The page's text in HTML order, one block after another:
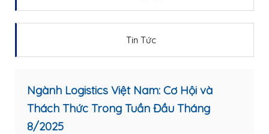
Tin Tức
Ngành Logistics Việt Nam: Cơ Hội và
Thách Thức Trong Tuần Đầu Tháng
8/2025